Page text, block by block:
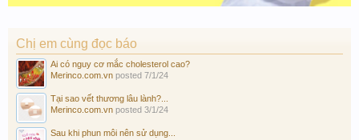
Chị em cùng đọc báo
Ai có nguy cơ mắc cholesterol cao?
Merinco.com.vn posted 7/1/24
Tại sao vết thương lâu lành?...
Merinco.com.vn posted 3/1/24
Sau khi phun môi nên sử dụng...